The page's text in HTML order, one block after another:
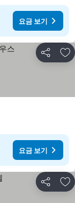
요금 보기
공유 즐
요금 보기
공유 즐